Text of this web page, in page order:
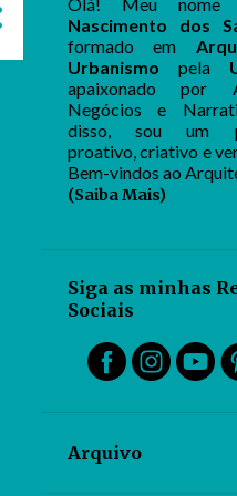
Nascimento dos
formado em
Urbanismo pela
apaixonado por
Negócios e
disso, sou um
proativo, criativo e
Bem-vindos ao
(Saiba Mais)
Siga as minhas
Sociais
Arquivo